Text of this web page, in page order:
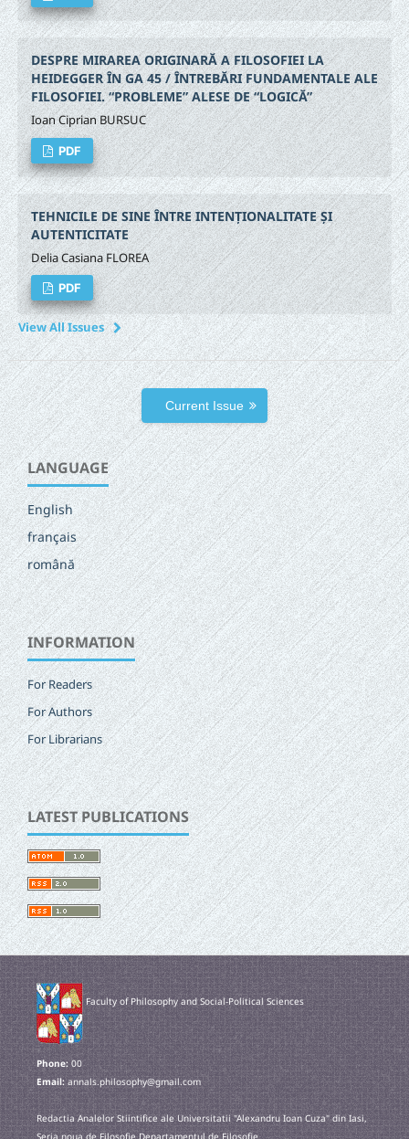
DESPRE MIRAREA ORIGINARĂ A FILOSOFIEI LA
HEIDEGGER ÎN GA 45 / ÎNTREBĂRI FUNDAMENTALE ALE
FILOSOFIEI. “PROBLEME” ALESE DE “LOGICĂ”
Ioan Ciprian BURSUC
PDF
TEHNICILE DE SINE ÎNTRE INTENȚIONALITATE ȘI
AUTENTICITATE
Delia Casiana FLOREA
PDF
View All Issues
Current Issue
LANGUAGE
English
français
română
INFORMATION
For Readers
For Authors
For Librarians
LATEST PUBLICATIONS
Faculty of Philosophy and Social-Political Sciences
Phone:00
Email:annals.philosophy@gmail.com
Redactia Analelor Stiintifice ale Universitatii "Alexandru Ioan Cuza" din Iasi,
Seria noua de Filosofie Departamentul de Filosofie